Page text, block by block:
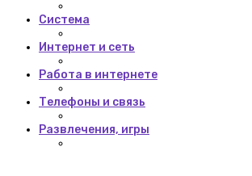
Система
Интернет и сеть
Работа в интернете
Телефоны и связь
Развлечения, игры